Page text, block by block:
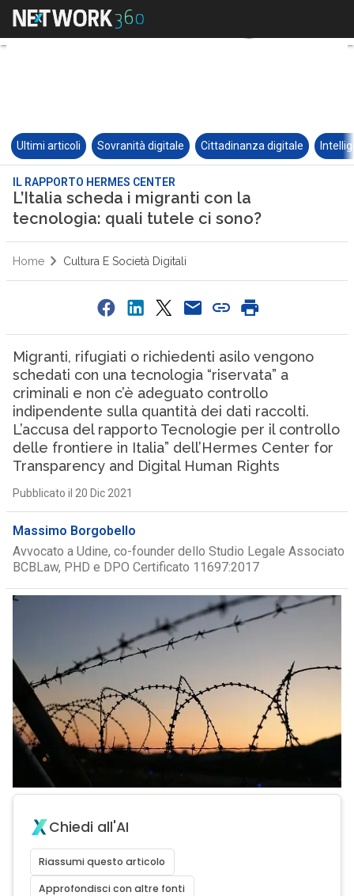
Ultimi articoli Sovranità digitale Cittadinanza digitale
IL RAPPORTO HERMES CENTER
L’Italia scheda i migranti con la
tecnologia: quali tutele ci sono?
Home Cultura E Società Digitali
Migranti, rifugiati o richiedenti asilo vengono
schedati con una tecnologia “riservata” a
criminali e non c’è adeguato controllo
indipendente sulla quantità dei dati raccolti.
L’accusa del rapporto Tecnologie per il controllo
delle frontiere in Italia” dell’Hermes Center for
Transparency and Digital Human Rights
Pubblicato il 20 Dic 2021
Massimo Borgobello
Avvocato a Udine, co-founder dello Studio Legale Associato
BCBLaw, PHD e DPO Certificato 11697:2017
Chiedi all'AI
Riassumi questo articolo
Approfondisci con altre fonti